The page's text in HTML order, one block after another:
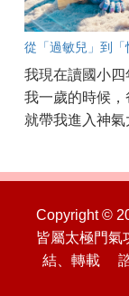
我現在讀國小四
我一歲的時候
就帶我進入神氣
Copyright ©
皆屬太極門氣
結、轉載